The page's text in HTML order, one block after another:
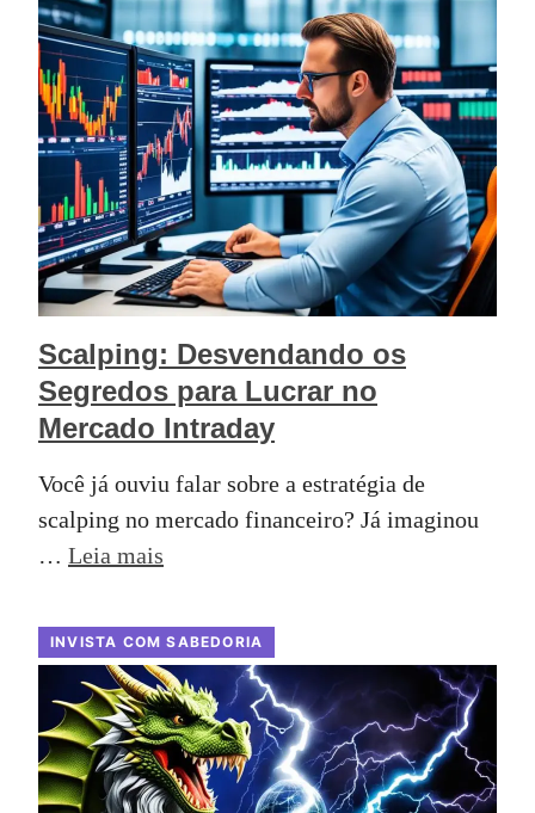
Scalping: Desvendando os
Segredos para Lucrar no
Mercado Intraday
Você já ouviu falar sobre a estratégia de
scalping no mercado financeiro? Já imaginou
… Leia mais
INVISTA COM SABEDORIA